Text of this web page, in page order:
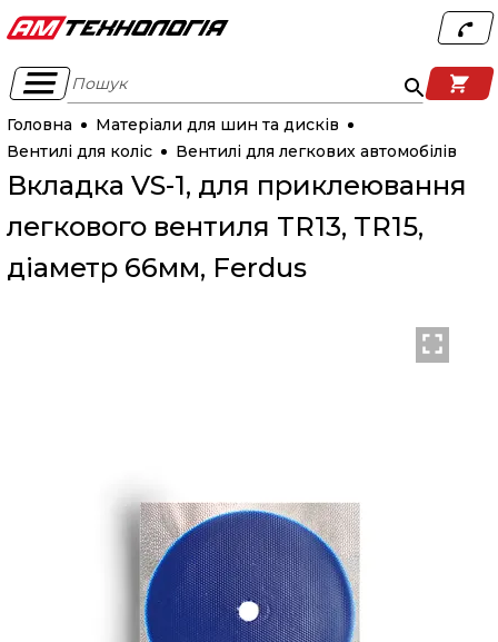
Пошук
Головна
Матеріали для шин та дисків
Вентилі для коліс
Вентилі для легкових автомобілів
Вкладка VS-1, для приклеювання
легкового вентиля TR13, TR15,
діаметр 66мм, Ferdus